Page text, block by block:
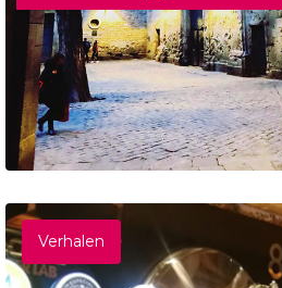
Verhalen